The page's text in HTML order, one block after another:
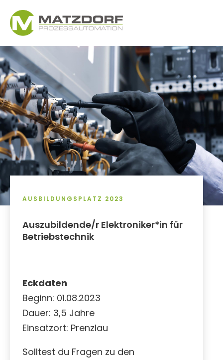
AUSBILDUNGSPLATZ 2023
Auszubildende/r Elektroniker*in für
Betriebstechnik
Eckdaten
Beginn: 01.08.2023
Dauer: 3,5 Jahre
Einsatzort: Prenzlau
Solltest du Fragen zu den